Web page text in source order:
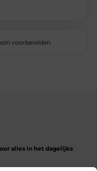
voorbereiden
alles in het dagelijks